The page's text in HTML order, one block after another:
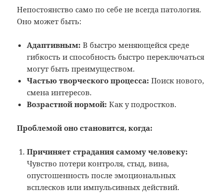
Непостоянство само по себе не всегда патология.
Оно может быть:
Адаптивным: В быстро меняющейся среде
гибкость и способность быстро переключаться
могут быть преимуществом.
Частью творческого процесса: Поиск нового,
смена интересов.
Возрастной нормой: Как у подростков.
Проблемой оно становится, когда:
Причиняет страдания самому человеку:
Чувство потери контроля, стыд, вина,
опустошенность после эмоциональных
всплесков или импульсивных действий.